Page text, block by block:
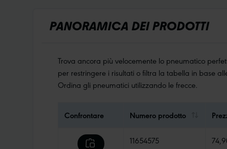
PANORAMICA DEI PRODOTTI
Trova ancora più velocemente lo pneumatico
per restringere i risultati o filtra la tabella in base
Ordina gli pneumatici utilizzando le frecce.
Confrontare Numero prodotto
11654575